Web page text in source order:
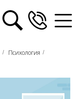
/ Психология /